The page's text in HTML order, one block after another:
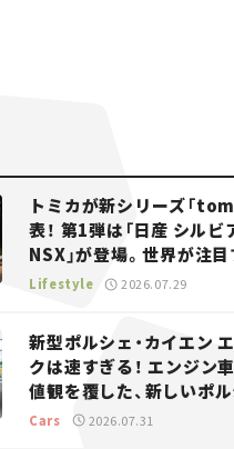
トミカが新シリーズ「
表！ 第1弾は「日産 シルビ
NSX」が登場。世界が注目
る“JDM”に焦点【クルマと
Lifestyle 2026.07.29
新型ポルシェ・カイエン
クは速すぎる！ エンジン
値観を覆した、新しいポ
り。
Cars 2026.07.31